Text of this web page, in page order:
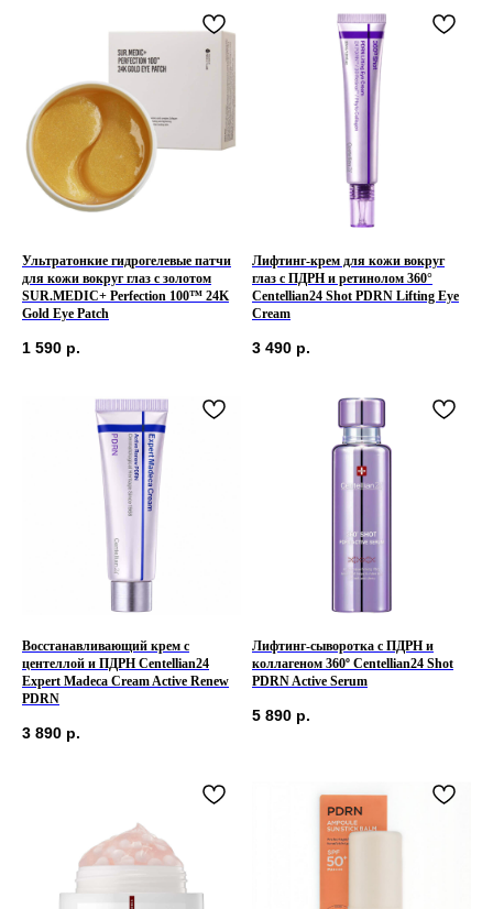
Ультратонкие гидрогелевые патчи
для кожи вокруг глаз с золотом
SUR.MEDIC+ Perfection 100™ 24K
Gold Eye Patch
1 590 р.
Лифтинг-крем для кожи вокруг
глаз с ПДРН и ретинолом 360°
Centellian24 Shot PDRN Lifting Eye
Cream
3 490 р.
Восстанавливающий крем с
центеллой и ПДРН Centellian24
Expert Madeca Cream Active Renew
PDRN
3 890 р.
Лифтинг-сыворотка с ПДРН и
коллагеном 360º Centellian24 Shot
PDRN Active Serum
5 890 р.